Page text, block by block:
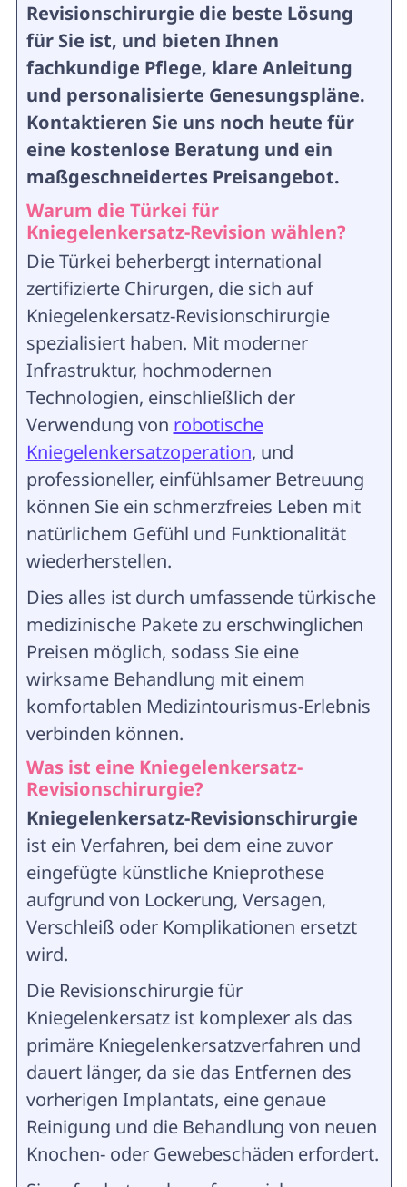
Revisionschirurgie die beste Lösung
für Sie ist, und bieten Ihnen
fachkundige Pflege, klare Anleitung
und personalisierte Genesungspläne.
Kontaktieren Sie uns noch heute für
eine kostenlose Beratung und ein
maßgeschneidertes Preisangebot.
Warum die Türkei für
Kniegelenkersatz-Revision wählen?
Die Türkei beherbergt international
zertifizierte Chirurgen, die sich auf
Kniegelenkersatz-Revisionschirurgie
spezialisiert haben. Mit moderner
Infrastruktur, hochmodernen
Technologien, einschließlich der
Verwendung von robotische
Kniegelenkersatzoperation, und
professioneller, einfühlsamer Betreuung
können Sie ein schmerzfreies Leben mit
natürlichem Gefühl und Funktionalität
wiederherstellen.
Dies alles ist durch umfassende türkische
medizinische Pakete zu erschwinglichen
Preisen möglich, sodass Sie eine
wirksame Behandlung mit einem
komfortablen Medizintourismus-Erlebnis
verbinden können.
Was ist eine Kniegelenkersatz-
Revisionschirurgie?
Kniegelenkersatz-Revisionschirurgie
ist ein Verfahren, bei dem eine zuvor
eingefügte künstliche Knieprothese
aufgrund von Lockerung, Versagen,
Verschleiß oder Komplikationen ersetzt
wird.
Die Revisionschirurgie für
Kniegelenkersatz ist komplexer als das
primäre Kniegelenkersatzverfahren und
dauert länger, da sie das Entfernen des
vorherigen Implantats, eine genaue
Reinigung und die Behandlung von neuen
Knochen- oder Gewebeschäden erfordert.